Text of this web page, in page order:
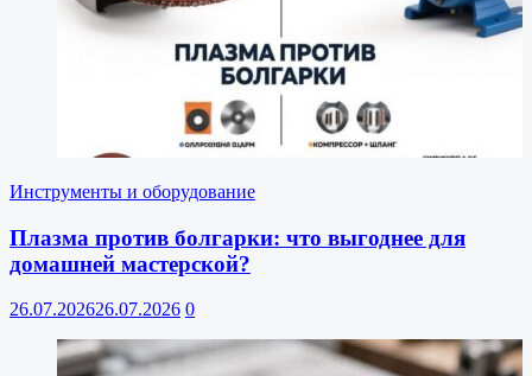
Инструменты и оборудование
Плазма против болгарки: что выгоднее для
домашней мастерской?
26.07.202626.07.2026 0